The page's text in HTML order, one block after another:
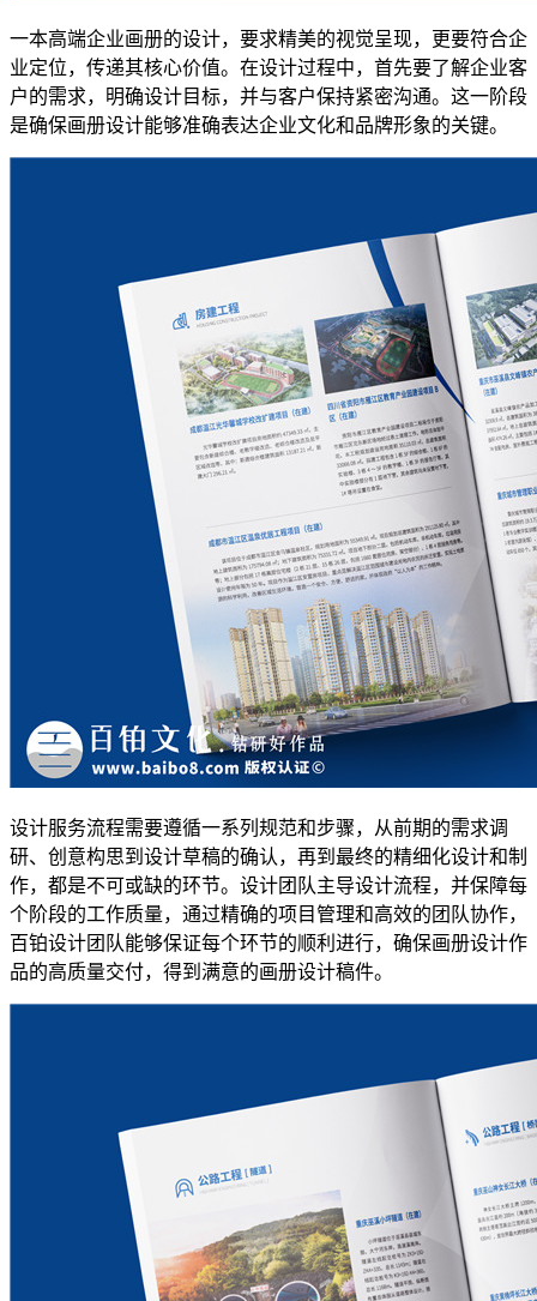
一本高端企业画册的设计，要求精美的视觉呈现，更要符合企
业定位，传递其核心价值。在设计过程中，首先要了解企业客
户的需求，明确设计目标，并与客户保持紧密沟通。这一阶段
是确保画册设计能够准确表达企业文化和品牌形象的关键。
设计服务流程需要遵循一系列规范和步骤，从前期的需求调
研、创意构思到设计草稿的确认，再到最终的精细化设计和制
作，都是不可或缺的环节。设计团队主导设计流程，并保障每
个阶段的工作质量，通过精确的项目管理和高效的团队协作，
百铂设计团队能够保证每个环节的顺利进行，确保画册设计作
品的高质量交付，得到满意的画册设计稿件。